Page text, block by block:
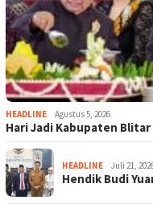
HEADLINE Agustus 5, 2026
Hari Jadi Kabupaten
HEADLINE Juli 21,
Hendik Budi